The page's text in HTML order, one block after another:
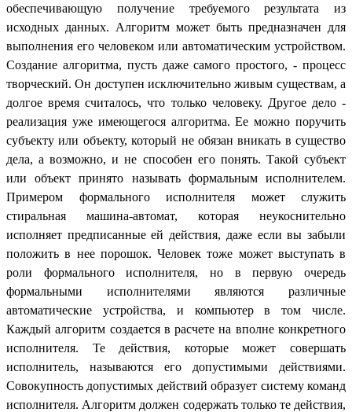
обеспечивающую получение требуемого результата из
исходных данных. Алгоритм может быть предназначен для
выполнения его человеком или автоматическим устройством.
Создание алгоритма, пусть даже самого простого, - процесс
творческий. Он доступен исключительно живым существам, а
долгое время считалось, что только человеку. Другое дело -
реализация уже имеющегося алгоритма. Ее можно поручить
субъекту или объекту, который не обязан вникать в существо
дела, а возможно, и не способен его понять. Такой субъект
или объект принято называть формальным исполнителем.
Примером формального исполнителя может служить
стиральная машина-автомат, которая неукоснительно
исполняет предписанные ей действия, даже если вы забыли
положить в нее порошок. Человек тоже может выступать в
роли формального исполнителя, но в первую очередь
формальными исполнителями являются различные
автоматические устройства, и компьютер в том числе.
Каждый алгоритм создается в расчете на вполне конкретного
исполнителя. Те действия, которые может совершать
исполнитель, называются его допустимыми действиями.
Совокупность допустимых действий образует систему команд
исполнителя. Алгоритм должен содержать только те действия,